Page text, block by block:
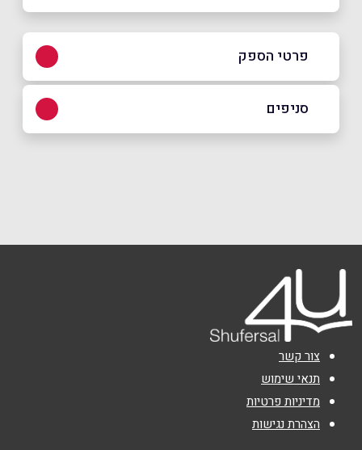
פרטי הספק
באתר בפייסבוק
טלפון
אימייל*
נושא*
אנא חזרו אלי בקשר ל...
סניפים
צור קשר
תנאי שימוש
מדיניות פרטיות
הצהרת נגישות